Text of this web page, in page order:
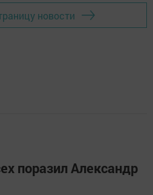
новости
поразил Александр